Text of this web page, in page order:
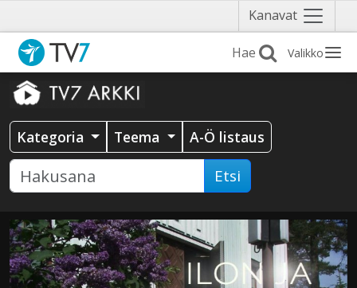
Kanavat Näytä
valikko
Valikko
Kategoria Teema A-Ö listaus
Etsi